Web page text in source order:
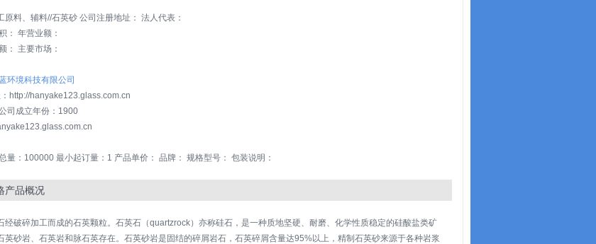
原料、辅料//石英砂 公司注册地址： 法人代表：
： 年营业额：
： 主要市场：
环境科技有限公司
http://hanyake123.glass.com.cn
司成立年份：1900
量：100000 最小起订量：1 产品单价： 品牌： 规格型号： 包装说明：
产品概况
经破碎加工而成的石英颗粒。石英石（quartzrock）亦称硅石，是一种质地坚硬、耐磨、化学性质稳定的硅酸盐类矿
英砂岩、石英岩和脉石英存在。石英砂岩是固结的碎屑岩石，石英碎屑含量达95%以上，精制石英砂来源于各种岩浆